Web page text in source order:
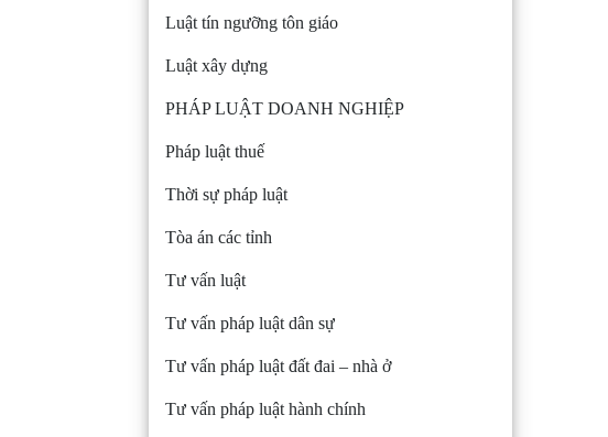
Luật tín ngưỡng tôn giáo
Luật xây dựng
PHÁP LUẬT DOANH NGHIỆP
Pháp luật thuế
Thời sự pháp luật
Tòa án các tỉnh
Tư vấn luật
Tư vấn pháp luật dân sự
Tư vấn pháp luật đất đai – nhà ở
Tư vấn pháp luật hành chính